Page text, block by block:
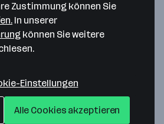
unseren Cookie-
zu, um diese Karte
anzuzeigen.
geben
Zustimmung können Sie
In unserer
können Sie weitere
Einstellungen
Alle Cookies akzeptieren